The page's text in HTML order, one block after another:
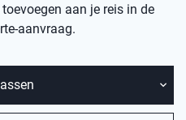
aan je reis in de
aanvraag.